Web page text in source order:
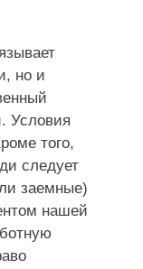
но и
Условия
того,
следует
заемные)
нашей